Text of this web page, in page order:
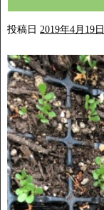
投稿日 2019年4月19日